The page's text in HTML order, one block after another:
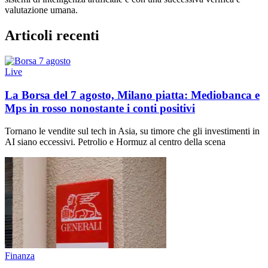
valutazione umana.
Articoli recenti
Live
La Borsa del 7 agosto, Milano piatta: Mediobanca e
Mps in rosso nonostante i conti positivi
Tornano le vendite sul tech in Asia, su timore che gli investimenti in
AI siano eccessivi. Petrolio e Hormuz al centro della scena
Finanza